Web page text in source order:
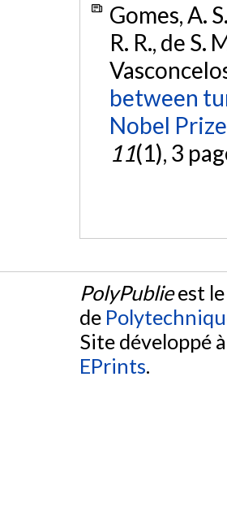
Gomes, A.
R. R., de S.
between
Nobel
11(1), 3
PolyPublieest
de
Site développé
EPrints.